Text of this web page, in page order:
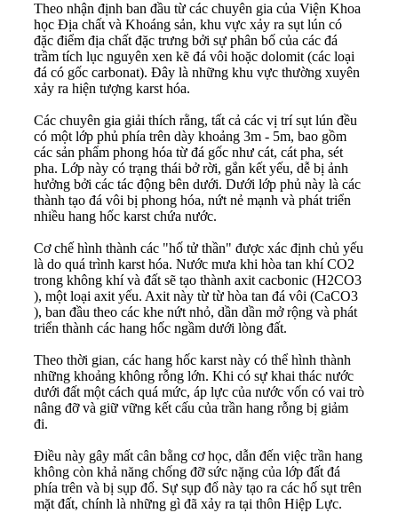
Theo nhận định ban đầu từ các chuyên gia của Viện Khoa
học Địa chất và Khoáng sản, khu vực xảy ra sụt lún có
đặc điểm địa chất đặc trưng bởi sự phân bố của các đá
trầm tích lục nguyên xen kẽ đá vôi hoặc dolomit (các loại
đá có gốc carbonat). Đây là những khu vực thường xuyên
xảy ra hiện tượng karst hóa.
Các chuyên gia giải thích rằng, tất cả các vị trí sụt lún đều
có một lớp phủ phía trên dày khoảng 3m - 5m, bao gồm
các sản phẩm phong hóa từ đá gốc như cát, cát pha, sét
pha. Lớp này có trạng thái bở rời, gắn kết yếu, dễ bị ảnh
hưởng bởi các tác động bên dưới. Dưới lớp phủ này là các
thành tạo đá vôi bị phong hóa, nứt nẻ mạnh và phát triển
nhiều hang hốc karst chứa nước.
Cơ chế hình thành các "hố tử thần" được xác định chủ yếu
là do quá trình karst hóa. Nước mưa khi hòa tan khí CO2
trong không khí và đất sẽ tạo thành axit cacbonic (H2​CO3​
), một loại axit yếu. Axit này từ từ hòa tan đá vôi (CaCO3​
), ban đầu theo các khe nứt nhỏ, dần dần mở rộng và phát
triển thành các hang hốc ngầm dưới lòng đất.
Theo thời gian, các hang hốc karst này có thể hình thành
những khoảng không rỗng lớn. Khi có sự khai thác nước
dưới đất một cách quá mức, áp lực của nước vốn có vai trò
nâng đỡ và giữ vững kết cấu của trần hang rỗng bị giảm
đi.
Điều này gây mất cân bằng cơ học, dẫn đến việc trần hang
không còn khả năng chống đỡ sức nặng của lớp đất đá
phía trên và bị sụp đổ. Sự sụp đổ này tạo ra các hố sụt trên
mặt đất, chính là những gì đã xảy ra tại thôn Hiệp Lực.